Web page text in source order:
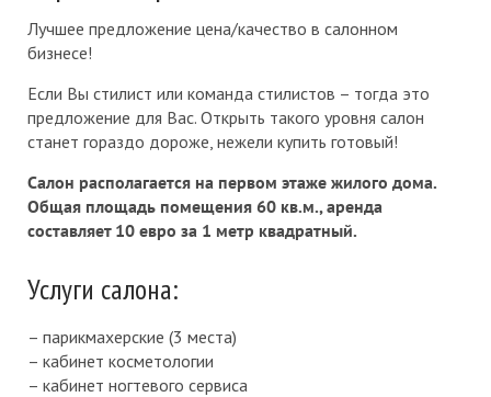
Лучшее предложение цена/качество в салонном
бизнесе!
Если Вы стилист или команда стилистов – тогда это
предложение для Вас. Открыть такого уровня салон
станет гораздо дороже, нежели купить готовый!
Салон располагается на первом этаже жилого дома.
Общая площадь помещения 60 кв.м., аренда
составляет 10 евро за 1 метр квадратный.
Услуги салона:
– парикмахерские (3 места)
– кабинет косметологии
– кабинет ногтевого сервиса